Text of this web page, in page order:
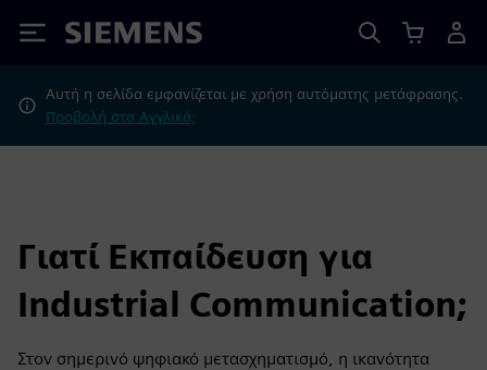
Siemens
Αυτή η σελίδα εμφανίζεται με χρήση αυτόματης μετάφρασης.
Προβολή στα Αγγλικά;
Γιατί Εκπαίδευση για
Industrial Communication;
Στον σημερινό ψηφιακό μετασχηματισμό, η ικανότητα